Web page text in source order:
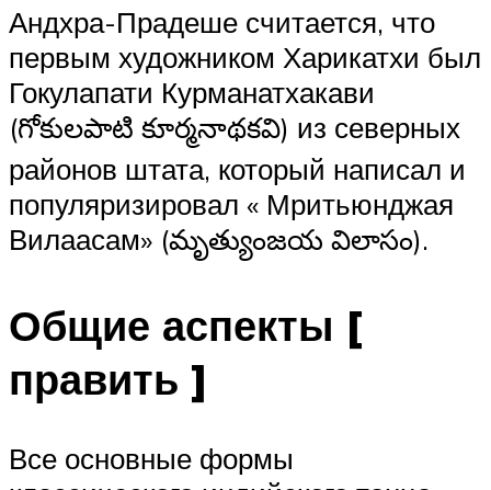
Андхра-Прадеше считается, что
первым художником Харикатхи был
Гокулапати Курманатхакави
(గోకులపాటి కూర్మనాథకవి) из северных
районов штата, который написал и
популяризировал « Мритьюнджая
Вилаасам» (మృత్యుంజయ విలాసం).
Общие аспекты [
править ]
Все основные формы